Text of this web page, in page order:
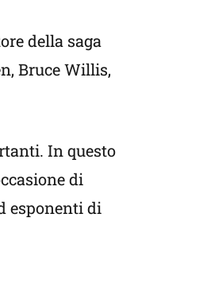
della saga
Bruce Willis,
In questo
di
esponenti di